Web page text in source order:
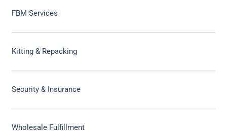
FBM Services
Kitting & Repacking
Security & Insurance
Wholesale Fulfillment